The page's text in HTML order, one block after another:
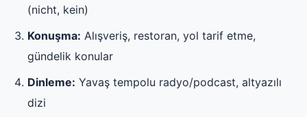
(nicht, kein)
Konuşma: Alışveriş, restoran, yol tarif etme,
gündelik konular
Dinleme: Yavaş tempolu radyo/podcast, altyazılı
dizi